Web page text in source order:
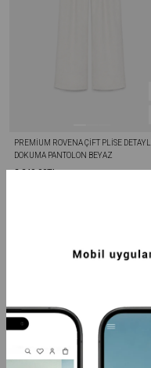
PREMIUM ROVENA ÇIFT PLISE DETAYLI
DOKUMA PANTOLON BEYAZ
2.249,99TL